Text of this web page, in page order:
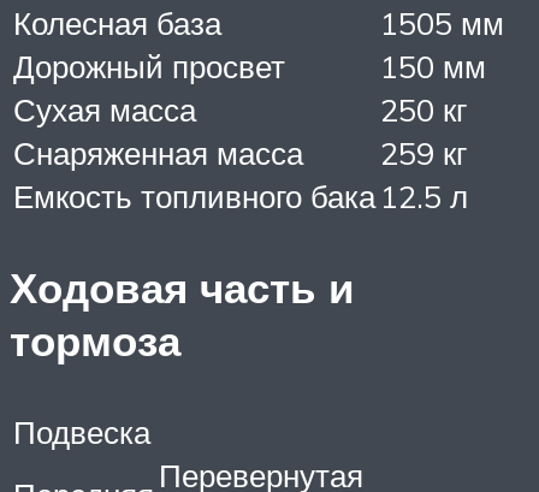
Колесная база
1505 мм
Дорожный просвет
150 мм
Сухая масса
250 кг
Снаряженная масса
259 кг
Емкость топливного бака 12.5 л
Ходовая часть и
тормоза
Подвеска
Перевернутая